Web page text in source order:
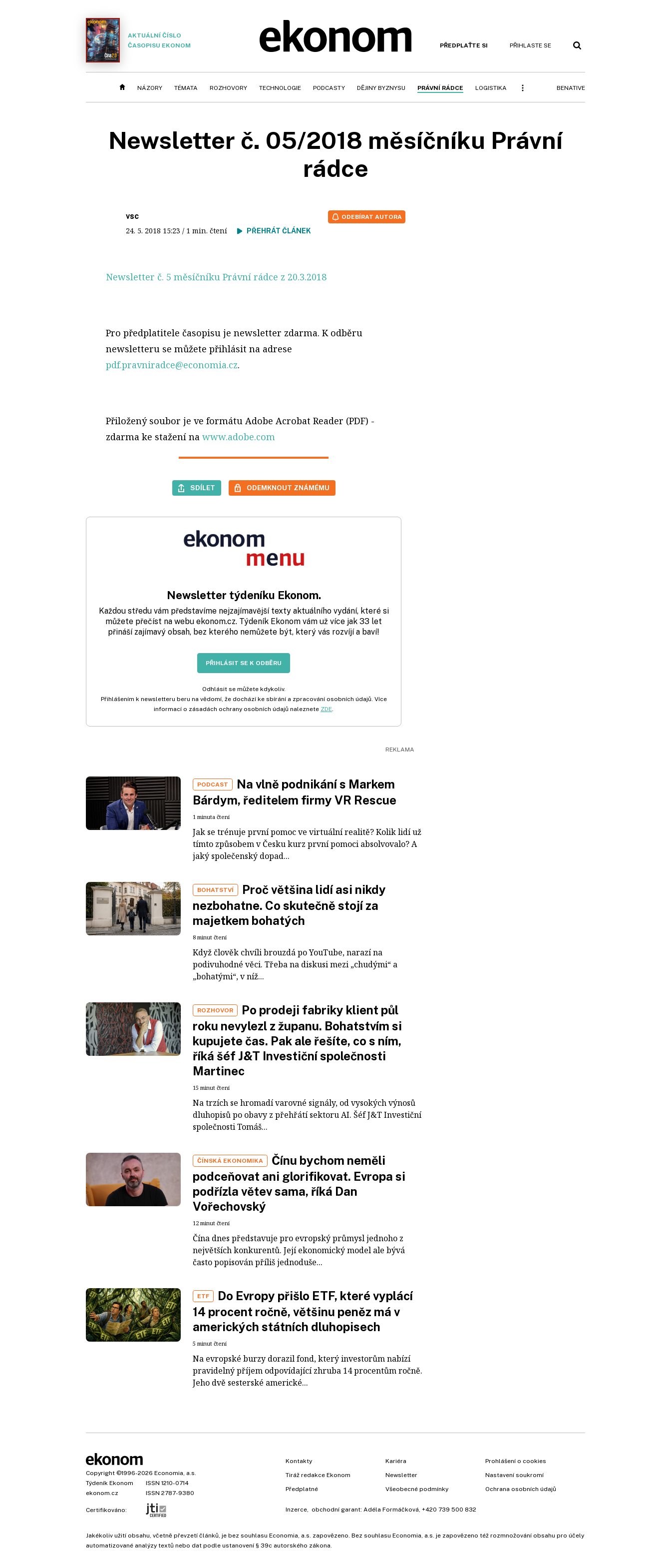
AKTUÁLNÍ ČÍSLO
ČASOPISU EKONOM
PŘEDPLAŤTE SI PŘIHLASTE SE
NÁZORY TÉMATA ROZHOVORY TECHNOLOGIE PODCASTY DĚJINY BYZNYSU PRÁVNÍ RÁDCE LOGISTIKA BENATIVE
Newsletter č. 05/2018 měsíčníku Právní
rádce
vsc
24. 5. 2018 15:23 / 1 min. čtení PŘEHRÁT ČLÁNEK
ODEBÍRAT AUTORA
Newsletter č. 5 měsíčníku Právní rádce z 20.3.2018
Pro předplatitele časopisu je newsletter zdarma. K odběru
newsletteru se můžete přihlásit na adrese
pdf.pravniradce@economia.cz.
Přiložený soubor je ve formátu Adobe Acrobat Reader (PDF) -
zdarma ke stažení na www.adobe.com
SDÍLET ODEMKNOUT ZNÁMÉMU
Newsletter týdeníku Ekonom.
Každou středu vám představíme nejzajímavější texty aktuálního vydání, které si
můžete přečíst na webu ekonom.cz. Týdeník Ekonom vám už více jak 33 let
přináší zajímavý obsah, bez kterého nemůžete být, který vás rozvíjí a baví!
PŘIHLÁSIT SE K ODBĚRU
Odhlásit se můžete kdykoliv.
Přihlášením k newsletteru beru na vědomí, že dochází ke sbírání a zpracování osobních údajů. Více
informací o zásadách ochrany osobních údajů naleznete ZDE.
PODCAST
Na vlně podnikání s Markem
Bárdym, ředitelem firmy VR Rescue
1 minuta čtení
Jak se trénuje první pomoc ve virtuální realitě? Kolik lidí už
tímto způsobem v Česku kurz první pomoci absolvovalo? A
jaký společenský dopad...
BOHATSTVÍ
Proč většina lidí asi nikdy
nezbohatne. Co skutečně stojí za
majetkem bohatých
8 minut čtení
Když člověk chvíli brouzdá po YouTube, narazí na
podivuhodné věci. Třeba na diskusi mezi „chudými“ a
„bohatými“, v níž...
ROZHOVOR
Po prodeji fabriky klient půl
roku nevylezl z županu. Bohatstvím si
kupujete čas. Pak ale řešíte, co s ním,
říká šéf J&T Investiční společnosti
Martinec
15 minut čtení
Na trzích se hromadí varovné signály, od vysokých výnosů
dluhopisů po obavy z přehřátí sektoru AI. Šéf J&T Investiční
společnosti Tomáš...
ČÍNSKÁ EKONOMIKA
Čínu bychom neměli
podceňovat ani glorifikovat. Evropa si
podřízla větev sama, říká Dan
Vořechovský
12 minut čtení
Čína dnes představuje pro evropský průmysl jednoho z
největších konkurentů. Její ekonomický model ale bývá
často popisován příliš jednoduše...
ETF
Do Evropy přišlo ETF, které vyplácí
14 procent ročně, většinu peněz má v
amerických státních dluhopisech
5 minut čtení
Na evropské burzy dorazil fond, který investorům nabízí
pravidelný příjem odpovídající zhruba 14 procentům ročně.
Jeho dvě sesterské americké...
Copyright ©1996-2026 Economia, a.s.
Týdeník Ekonom
ISSN 1210-0714
ekonom.cz
ISSN 2787-9380
Certifikováno:
Kontakty
Tiráž redakce Ekonom
Předplatné
Kariéra
Newsletter
Všeobecné podmínky
Prohlášení o cookies
Nastavení soukromí
Ochrana osobních údajů
Inzerce , obchodní garant: Adéla Formáčková +420 739 500 832
Jakékoliv užití obsahu, včetně převzetí článků, je bez souhlasu Economia, a.s. zapovězeno. Bez souhlasu Economia, a.s. je zapovězeno též rozmnožování obsahu pro účely
automatizované analýzy textů nebo dat podle ustanovení § 39c autorského zákona.